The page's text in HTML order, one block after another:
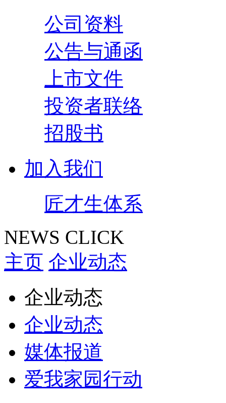
公司资料
公告与通函
上市文件
投资者联络
招股书
加入我们
匠才生体系
NEWS CLICK
主页 企业动态
企业动态
企业动态
媒体报道
爱我家园行动